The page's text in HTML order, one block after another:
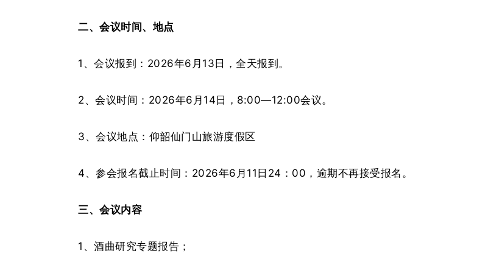
二、会议时间、地点
1、会议报到：2026年6月13日，全天报到。
2、会议时间：2026年6月14日，8:00—12:00会议。
3、会议地点：仰韶仙门山旅游度假区
4、参会报名截止时间：2026年6月11日24：00，逾期不再接受报名。
三、会议内容
1、酒曲研究专题报告；